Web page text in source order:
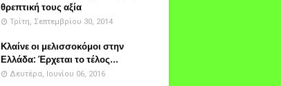
θρεπτική τους αξία
Τρίτη, Σεπτεμβρίου 30, 2014
Κλαίνε οι μελισσοκόμοι στην
Ελλάδα: Έρχεται το τέλος...
Δευτέρα, Ιουνίου 06, 2016